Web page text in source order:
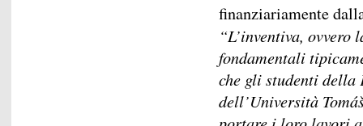
finanziariamente
“L’inventiva,
fondamentali
che gli studenti
dell’Università